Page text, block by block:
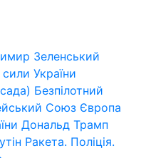
Зеленський
України
Безпілотний
Союз Європа
Дональд Трамп
Ракета. Поліція.